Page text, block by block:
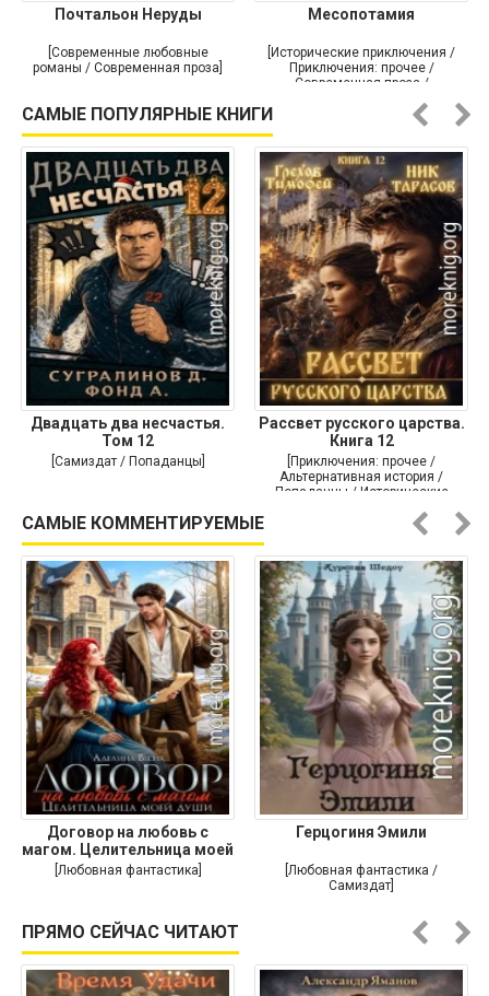
Почтальон Неруды
[Современные любовные
романы / Современная проза]
Месопотамия
[Исторические приключения /
Приключения: прочее /
Современная проза /
САМЫЕ ПОПУЛЯРНЫЕ КНИГИ
Двадцать два несчастья.
Том 12
[Самиздат / Попаданцы]
Рассвет русского царства.
Книга 12
[Приключения: прочее /
Альтернативная история /
Попаданцы / Исторические
САМЫЕ КОММЕНТИРУЕМЫЕ
Договор на любовь с
магом. Целительница моей
души
[Любовная фантастика]
Герцогиня Эмили
[Любовная фантастика /
Самиздат]
ПРЯМО СЕЙЧАС ЧИТАЮТ